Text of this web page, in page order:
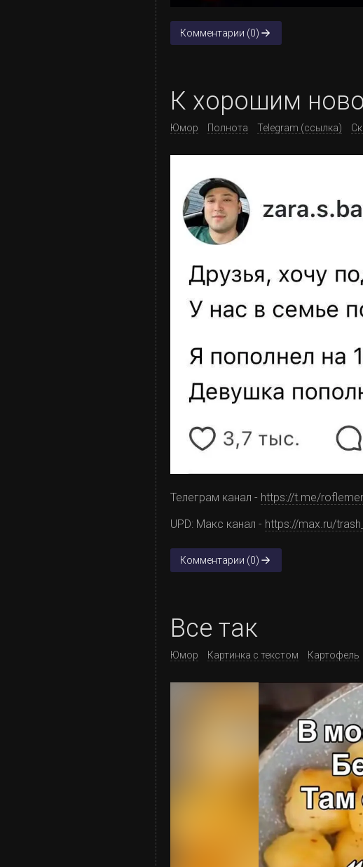
Комментарии (0)
К хорошим
Юмор Полнота Telegram (ссылка)
Телеграм канал - https://t.me/
UPD: Макс канал - https://max.ru/
Комментарии (0)
Все так
Юмор Картинка с текстом Картофель